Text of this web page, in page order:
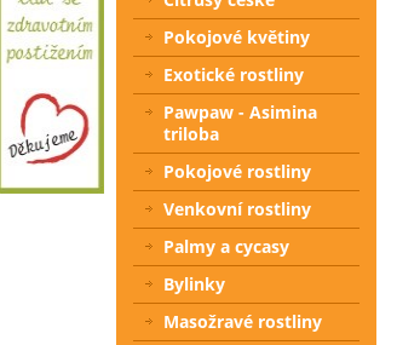
Pokojové květiny
Exotické rostliny
Pawpaw - Asimina
triloba
Pokojové rostliny
Venkovní rostliny
Palmy a cycasy
Bylinky
Masožravé rostliny